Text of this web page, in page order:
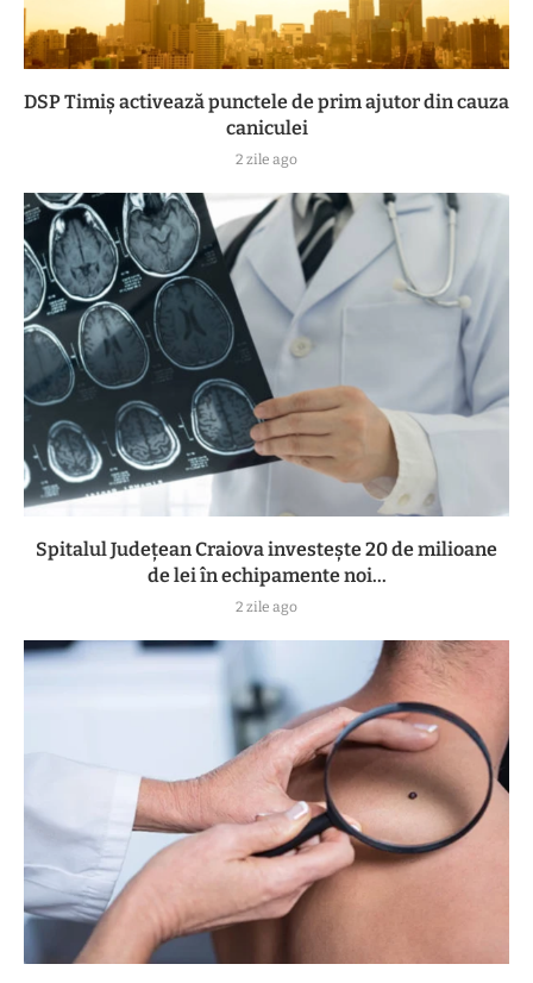
DSP Timiș activează punctele de prim ajutor din cauza
caniculei
2 zile ago
Spitalul Județean Craiova investește 20 de milioane
de lei în echipamente noi...
2 zile ago